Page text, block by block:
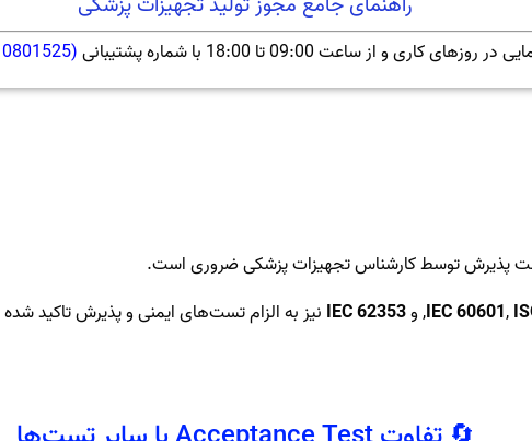
و از ساعت 09:00 تا 18:00 با شماره پشتیبانی (
تست پذیرش توسط کارشناس تجهیزات پزشکی ضروری است.
IEC 60601, , وIEC 62353 نیز به الزام تست‌های ایمنی و پذیرش تاکید